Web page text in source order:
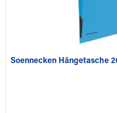
Soennecken Hängetasche